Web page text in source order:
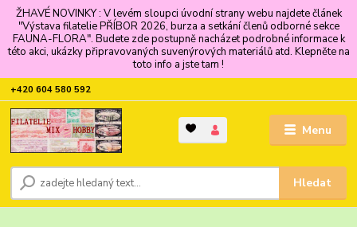
ŽHAVÉ NOVINKY : V levém sloupci úvodní strany webu najdete článek
"Výstava filatelie PŘÍBOR 2026, burza a setkání členů odborné sekce
FAUNA-FLORA". Budete zde postupně nacházet podrobné informace k
této akci, ukázky připravovaných suvenýrových materiálů atd. Klepněte na
toto info a jste tam !
Menu
Hledat
+420 604 580 592